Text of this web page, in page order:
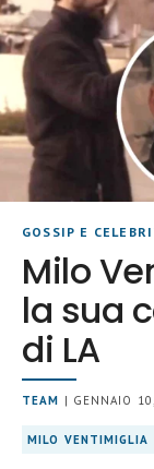
GOSSIP E
Milo
la sua
di LA
TEAM | GENNAIO
MILO VENTIMIGLIA